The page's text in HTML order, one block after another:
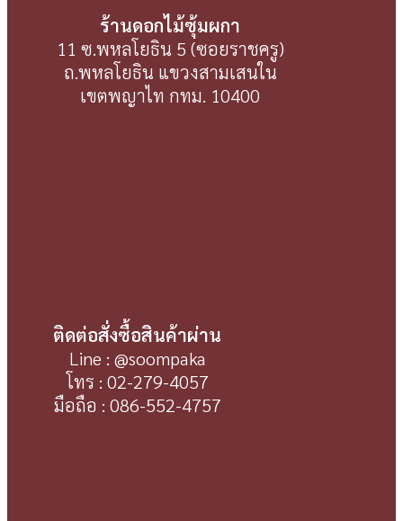
ร้านดอกไม้ซุ้มผกา
11 ซ.พหลโยธิน 5 (ซอยราชครู)
ถ.พหลโยธิน แขวงสามเสนใน
เขตพญาไท กทม. 10400
ติดต่อสั่งซื้อสินค้าผ่าน
Line : @soompaka
โทร : 02-279-4057
มือถือ : 086-552-4757